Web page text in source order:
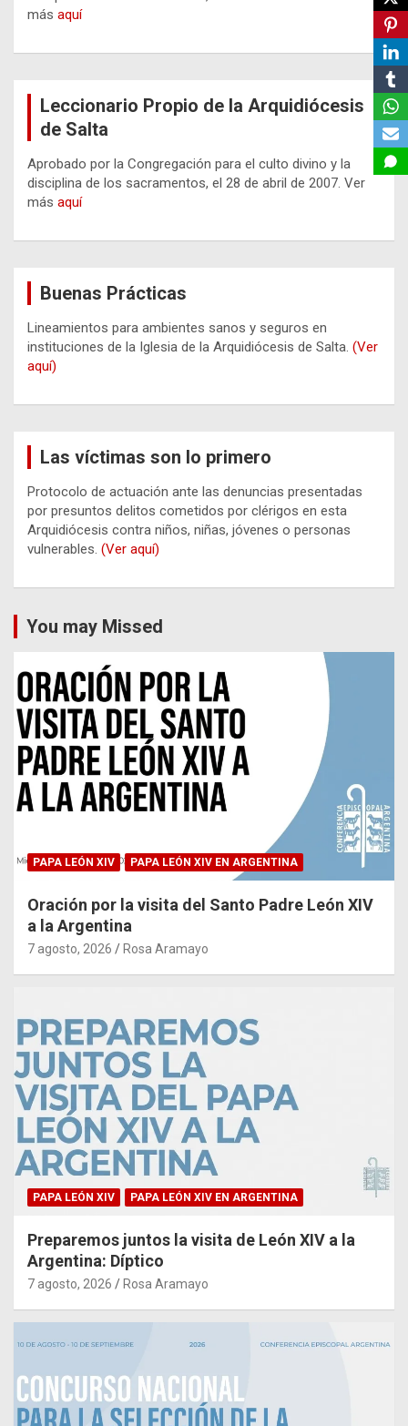
más aquí
Leccionario Propio de la Arquidiócesis
de Salta
Aprobado por la Congregación para el culto divino y la
disciplina de los sacramentos, el 28 de abril de 2007. Ver
más aquí
Buenas Prácticas
Lineamientos para ambientes sanos y seguros en
instituciones de la Iglesia de la Arquidiócesis de Salta. (Ver
aquí)
Las víctimas son lo primero
Protocolo de actuación ante las denuncias presentadas
por presuntos delitos cometidos por clérigos en esta
Arquidiócesis contra niños, niñas, jóvenes o personas
vulnerables. (Ver aquí)
You may Missed
PAPA LEÓN XIV PAPA LEÓN XIV EN ARGENTINA
Oración por la visita del Santo Padre León XIV
a la Argentina
7 agosto, 2026 Rosa Aramayo
PAPA LEÓN XIV PAPA LEÓN XIV EN ARGENTINA
Preparemos juntos la visita de León XIV a la
Argentina: Díptico
7 agosto, 2026 Rosa Aramayo